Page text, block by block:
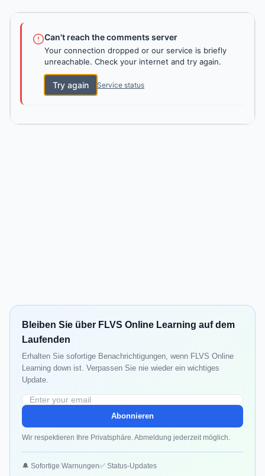
Can't reach the comments server
Your connection dropped or our service is briefly
unreachable. Check your internet and try again.
Try again Service status
Bleiben Sie über FLVS Online Learning auf dem
Laufenden
Erhalten Sie sofortige Benachrichtigungen, wenn FLVS Online
Learning down ist. Verpassen Sie nie wieder ein wichtiges
Update.
Abonnieren
Wir respektieren Ihre Privatsphäre. Abmeldung jederzeit möglich.
🔔 Sofortige Warnungen✅ Status-Updates